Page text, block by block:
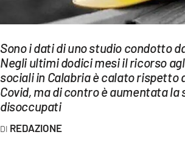
Streaming
LAC NETWORK
LAC ONAIR
LaC
Sono i dati di uno studio condotto
Negli ultimi dodici mesi il ricorso
sociali in Calabria è calato rispetto
Covid, ma di contro è aumentata la
disoccupati
REDAZIONE